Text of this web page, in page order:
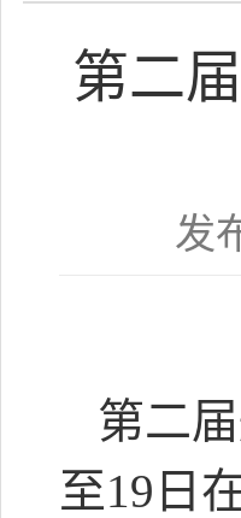
第二
发
第二
至19日